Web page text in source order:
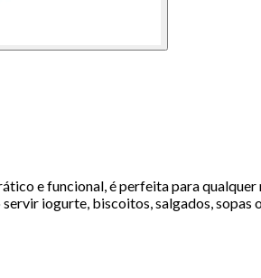
e funcional, é perfeita para
iogurte, biscoitos, salgados, sopas